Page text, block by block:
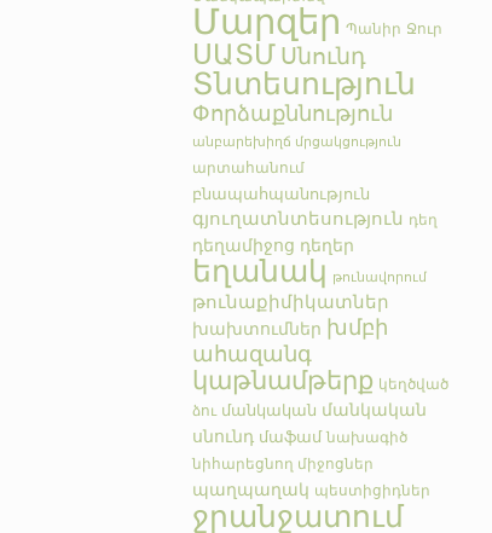
Մարզեր Պանիր Ջուր
ՍԱՏՄ Սնունդ
Տնտեսություն
Փորձաքննություն
անբարեխիղճ մրցակցություն
արտահանում
բնապահպանություն
գյուղատնտեսություն դեղ
դեղամիջոց դեղեր
եղանակ թունավորում
թունաքիմիկատներ
խախտումներ խմբի
ահազանգ
կաթնամթերք կեղծված
ձու մանկական մանկական
սնունդ մաֆամ նախագիծ
նիհարեցնող միջոցներ
պաղպաղակ պեստիցիդներ
ջրանջատում